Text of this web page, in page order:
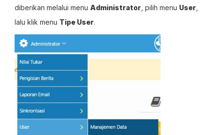
diberikan melalui menu Administrator , pilih menu User
lalu klik menu Tipe User.